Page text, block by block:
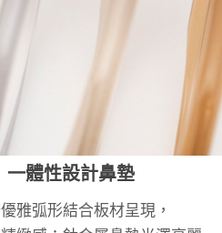
一體性設計鼻墊
雅弧形結合板材呈現，